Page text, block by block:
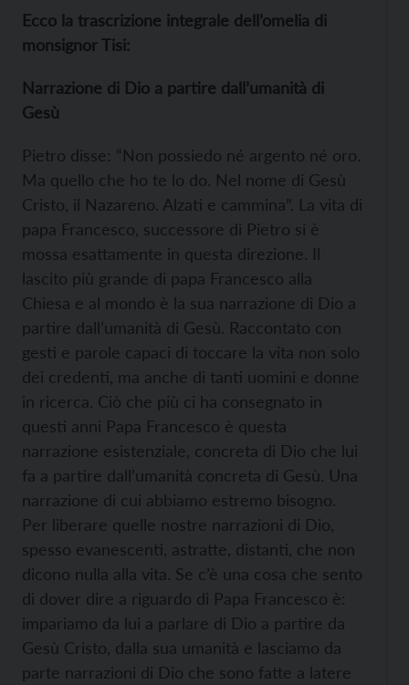
Ecco la trascrizione integrale dell’omelia di
monsignor Tisi:
Narrazione di Dio a partire dall’umanità di
Gesù
Pietro disse: “Non possiedo né argento né oro.
Ma quello che ho te lo do. Nel nome di Gesù
Cristo, il Nazareno. Alzati e cammina”. La vita di
papa Francesco, successore di Pietro si è
mossa esattamente in questa direzione. Il
lascito più grande di papa Francesco alla
Chiesa e al mondo è la sua narrazione di Dio a
partire dall’umanità di Gesù. Raccontato con
gesti e parole capaci di toccare la vita non solo
dei credenti, ma anche di tanti uomini e donne
in ricerca. Ciò che più ci ha consegnato in
questi anni Papa Francesco è questa
narrazione esistenziale, concreta di Dio che lui
fa a partire dall’umanità concreta di Gesù. Una
narrazione di cui abbiamo estremo bisogno.
Per liberare quelle nostre narrazioni di Dio,
spesso evanescenti, astratte, distanti, che non
dicono nulla alla vita. Se c’è una cosa che sento
di dover dire a riguardo di Papa Francesco è:
impariamo da lui a parlare di Dio a partire da
Gesù Cristo, dalla sua umanità e lasciamo da
parte narrazioni di Dio che sono fatte a latere